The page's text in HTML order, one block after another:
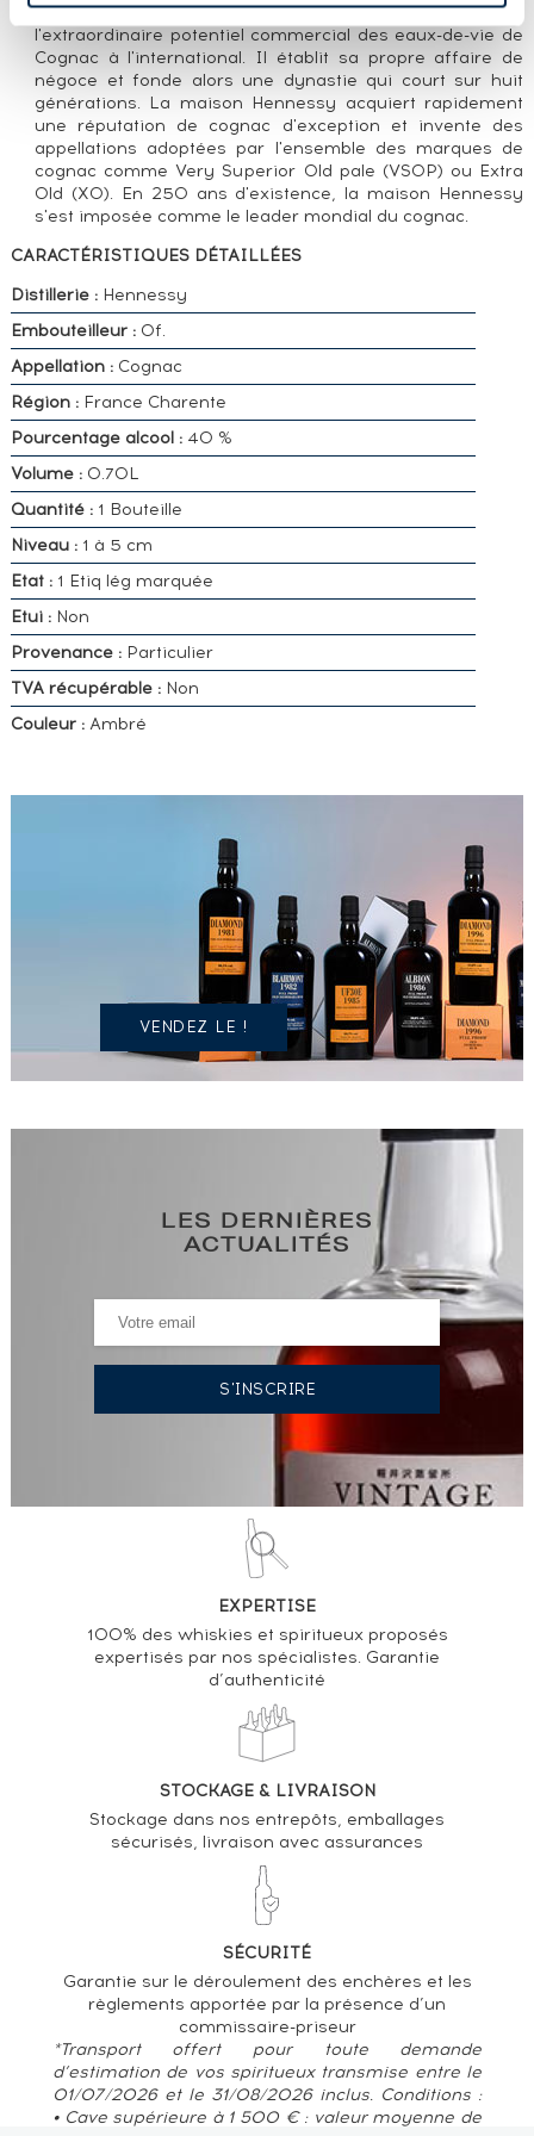
dans l'armée de Louis XV, il identifie très tôt
l'extraordinaire potentiel commercial des eaux-de-vie de
Cognac à l'international. Il établit sa propre affaire de
négoce et fonde alors une dynastie qui court sur huit
générations. La maison Hennessy acquiert rapidement
une réputation de cognac d'exception et invente des
appellations adoptées par l'ensemble des marques de
cognac comme Very Superior Old pale (VSOP) ou Extra
Old (XO). En 250 ans d'existence, la maison Hennessy
s'est imposée comme le leader mondial du cognac.
CARACTÉRISTIQUES DÉTAILLÉES
Distillerie :Hennessy
Embouteilleur :Of.
Appellation :Cognac
Région : France Charente
Pourcentage alcool :40 %
Volume : 0.70L
Quantité :1 Bouteille
Niveau :1 à 5 cm
Etat :1 Etiq lég marquée
Etui :Non
Provenance :Particulier
TVA récupérable :Non
Couleur :Ambré
POSSÉDEZ
SPIRITUEUX
IDENTIQUE
VENDEZ LE !
LES DERNIÈRES
ACTUALITÉS
EXPERTISE
100% des whiskies et spiritueux proposés
expertisés par nos spécialistes. Garantie
d’authenticité
STOCKAGE & LIVRAISON
Stockage dans nos entrepôts, emballages
sécurisés, livraison avec assurances
SÉCURITÉ
Garantie sur le déroulement des enchères et les
règlements apportée par la présence d’un
commissaire-priseur
*Transport offert pour toute demande
d’estimation de vos spiritueux transmise entre le
01/07/2026 et le 31/08/2026 inclus. Conditions :
• Cave supérieure à 1 500 € : valeur moyenne de